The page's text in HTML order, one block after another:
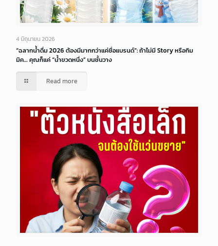
4 มิถุนายน 2026
“ฉลากน้ำดื่ม 2026 ต้องมีมากกว่าแค่ชื่อแบรนด์”: ถ้าไม่มี Story หรือกิม
มิค… คุณก็แค่ “น้ำขวดหนึ่ง” บนชั้นวาง
Read more